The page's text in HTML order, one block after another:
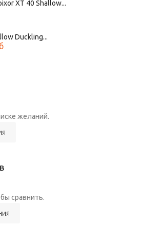
XT 40 Shallow...
Duckling...
желаний.
сравнить.